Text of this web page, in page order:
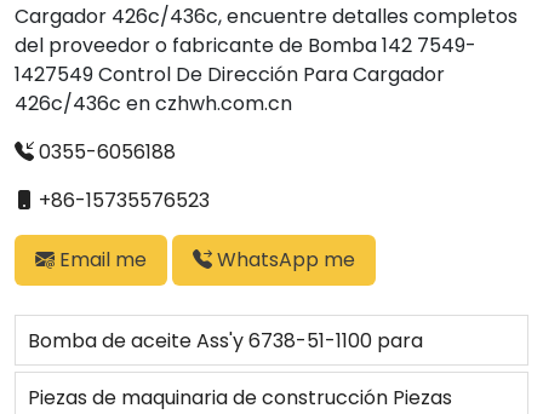
Cargador 426c/436c, encuentre detalles completos
del proveedor o fabricante de Bomba 142 7549-
1427549 Control De Dirección Para Cargador
426c/436c en czhwh.com.cn
0355-6056188
+86-15735576523
Email me WhatsApp me
Bomba de aceite Ass'y 6738-51-1100 para
excavadora
Piezas de maquinaria de construcción Piezas